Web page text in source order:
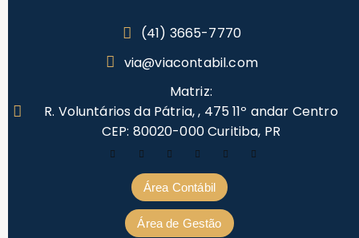
(41) 3665-7770
via@viacontabil.com
Matriz:
R. Voluntários da Pátria, , 475 11º andar Centro
CEP: 80020-000 Curitiba, PR
Área Contábil
Área de Gestão